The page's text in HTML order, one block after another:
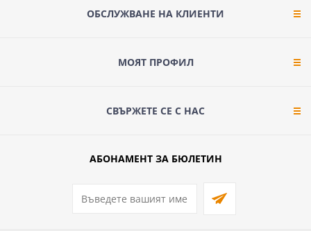
ОБСЛУЖВАНЕ НА КЛИЕНТИ
МОЯТ ПРОФИЛ
СВЪРЖЕТЕ СЕ С НАС
АБОНАМЕНТ ЗА БЮЛЕТИН